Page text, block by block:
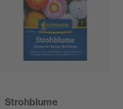
Strohblume